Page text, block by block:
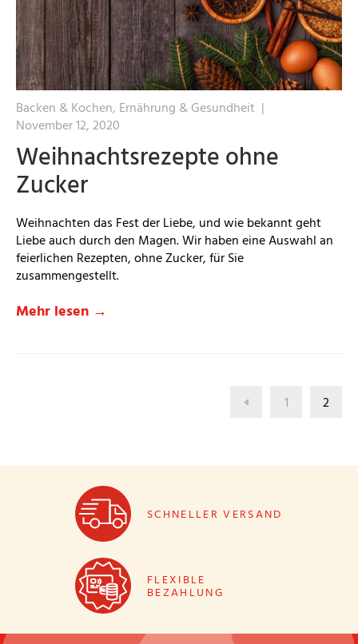
Backen & Kochen, Ernährung & Gesundheit |
November 12, 2020
Weihnachtsrezepte ohne
Zucker
Weihnachten das Fest der Liebe, und wie bekannt geht
Liebe auch durch den Magen. Wir haben eine Auswahl an
feierlichen Rezepten, ohne Zucker, für Sie
zusammengestellt.
Mehr lesen →
1 2
SCHNELLER VERSAND
FLEXIBLE
BEZAHLUNG